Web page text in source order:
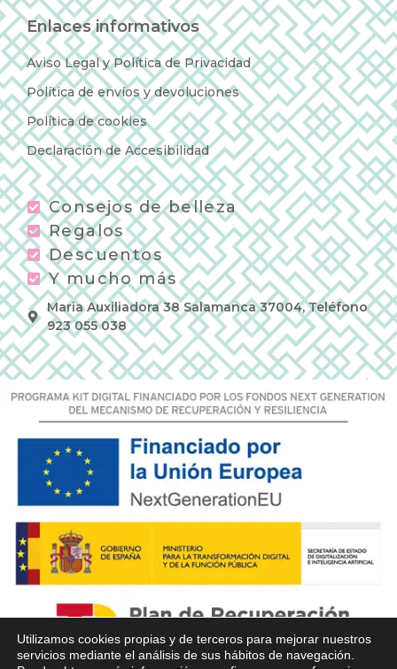
Enlaces informativos
Aviso Legal y Política de Privacidad
Política de envíos y devoluciones
Política de cookies
Declaración de Accesibilidad
Consejos de belleza
Regalos
Descuentos
Y mucho más
Maria Auxiliadora 38 Salamanca 37004, Teléfono
923 055 038
Utilizamos cookies propias y de terceros para mejorar nuestros
servicios mediante el análisis de sus hábitos de navegación.